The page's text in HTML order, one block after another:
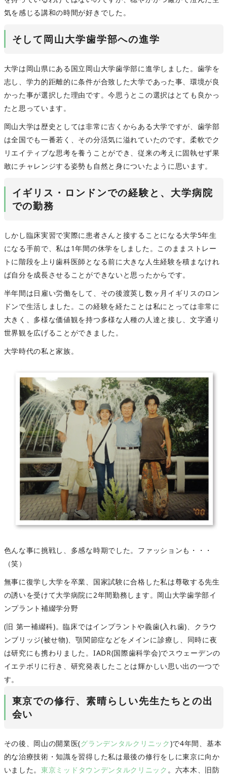
気を感じる講和の時間が好きでした。
そして岡山大学歯学部への進学
大学は岡山県にある国立岡山大学歯学部に進学しました。歯学を
志し、学力的距離的に条件が合致した大学であった事、環境が良
かった事が選択した理由です。今思うとこの選択はとても良かっ
たと思っています。
岡山大学は歴史としては非常に古くからある大学ですが、歯学部
は全国でも一番若く、その分活気に溢れていたのです。柔軟でク
リエイティブな思考を養うことができ、従来の考えに固執せず果
敢にチャレンジする姿勢も自然と身についたように思います。
イギリス・ロンドンでの経験と、大学病院
での勤務
しかし臨床実習で実際に患者さんと接することになる大学5年生
になる手前で、私は1年間の休学をしました。このままストレー
トに階段を上り歯科医師となる前に大きな人生経験を積まなけれ
ば自分を成長させることができないと思ったからです。
半年間は日雇い労働をして、その後渡英し数ヶ月イギリスのロン
ドンで生活しました。この経験を経たことは私にとっては非常に
大きく、多様な価値観を持つ多様な人種の人達と接し、文字通り
世界観を広げることができました。
大学時代の私と家族。
色んな事に挑戦し、多感な時期でした。ファッションも・・・
（笑）
無事に復学し大学を卒業、国家試験に合格した私は尊敬する先生
の誘いを受けて大学病院に2年間勤務します。岡山大学歯学部イ
ンプラント補綴学分野
(旧 第一補綴科)。臨床ではインプラントや義歯(入れ歯)、クラウ
ンブリッジ(被せ物)、顎関節症などをメインに診療し、同時に夜
は研究にも携わりました。IADR(国際歯科学会)でスウェーデンの
イエテボリに行き、研究発表したことは輝かしい思い出の一つで
す。
東京での修行、素晴らしい先生たちとの出
会い
その後、岡山の開業医(グランデンタルクリニック)で4年間、基本
的な治療技術・知識を習得した私は最後の修行をしに東京に向か
いました。 東京ミッドタウンデンタルクリニック 。六本木、旧防